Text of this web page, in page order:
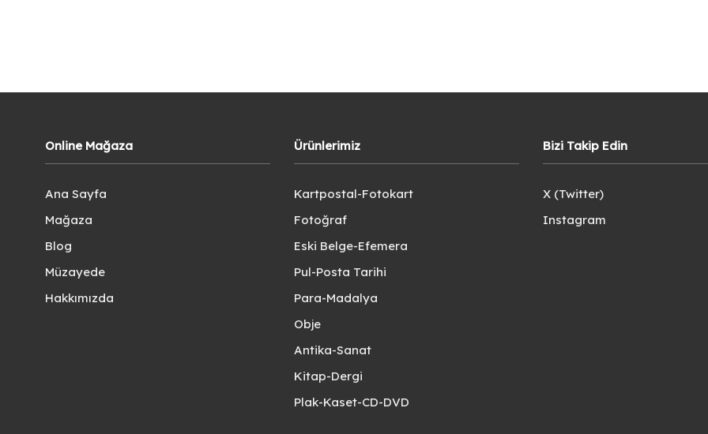
Online Mağaza
Ana Sayfa
Mağaza
Blog
Müzayede
Hakkımızda
Ürünlerimiz
Kartpostal-Fotokart
Fotoğraf
Eski Belge-Efemera
Pul-Posta Tarihi
Para-Madalya
Obje
Antika-Sanat
Kitap-Dergi
Plak-Kaset-CD-DVD
Bizi Takip Edin
X (Twitter)
Instagram